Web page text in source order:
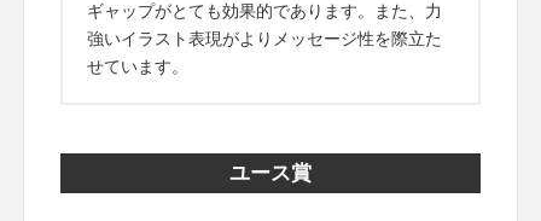
ギャップがとても効果的であります。また、力
強いイラスト表現がよりメッセージ性を際立た
せています。
ユース賞